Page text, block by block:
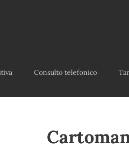
Consulto telefonico